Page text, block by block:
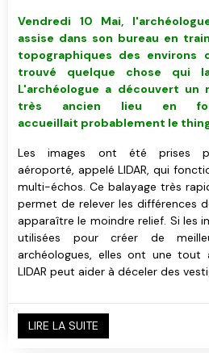
Vendredi 10 Mai,
assise dans son bureau en
topographiques des environs
trouvé quelque chose qui
L'archéologue a découvert un
très ancien lieu en
accueillait probablement le
Les images ont été prises
aéroporté, appelé LIDAR, qui
multi-échos. Ce balayage très
permet de relever les différences
apparaître le moindre relief. Si les
utilisées pour créer de
archéologues, elles ont une tout
LIDAR peut aider à déceler des
LIRE LA SUITE